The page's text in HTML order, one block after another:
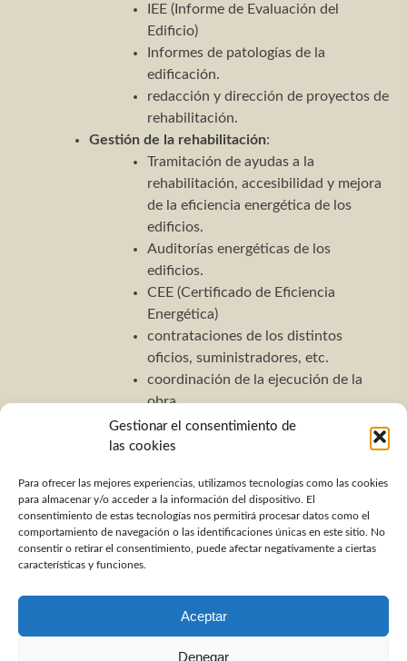
Gestionar el consentimiento de
las cookies
Para ofrecer las mejores experiencias, utilizamos tecnologías como las cookies
para almacenar y/o acceder a la información del dispositivo. El
consentimiento de estas tecnologías nos permitirá procesar datos como el
comportamiento de navegación o las identificaciones únicas en este sitio. No
consentir o retirar el consentimiento, puede afectar negativamente a ciertas
características y funciones.
Aceptar
Denegar
IEE (Informe de Evaluación del
Edificio)
Informes de patologías de la
edificación.
redacción y dirección de proyectos de
rehabilitación.
Gestión de la rehabilitación:
Tramitación de ayudas a la
rehabilitación, accesibilidad y mejora
de la eficiencia energética de los
edificios.
Auditorías energéticas de los
edificios.
CEE (Certificado de Eficiencia
Energética)
contrataciones de los distintos
oficios, suministradores, etc.
coordinación de la ejecución de la
obra.
Buscar: